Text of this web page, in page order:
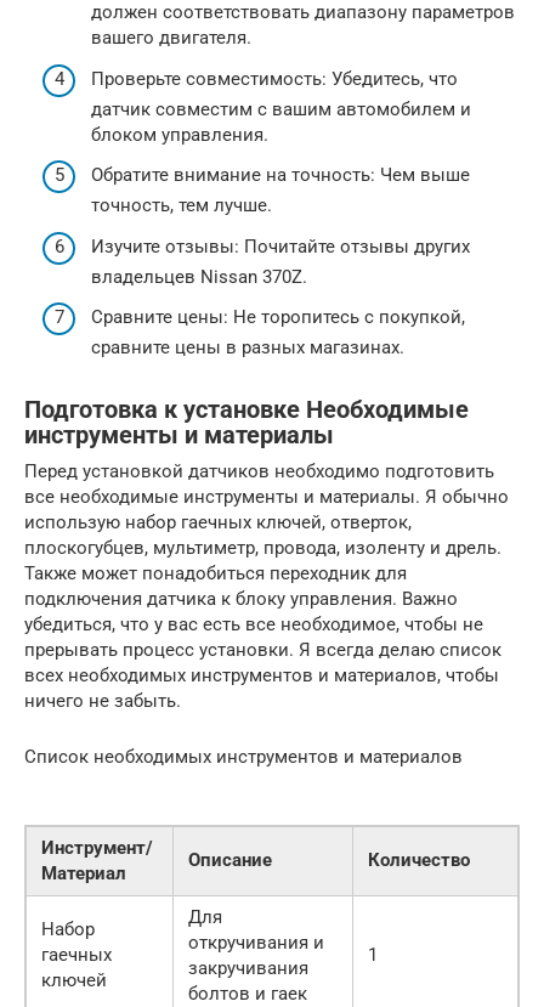
должен соответствовать диапазону параметров
вашего двигателя.
Проверьте совместимость: Убедитесь, что
датчик совместим с вашим автомобилем и
блоком управления.
Обратите внимание на точность: Чем выше
точность, тем лучше.
Изучите отзывы: Почитайте отзывы других
владельцев Nissan 370Z.
Сравните цены: Не торопитесь с покупкой,
сравните цены в разных магазинах.
Подготовка к установке Необходимые
инструменты и материалы
Перед установкой датчиков необходимо подготовить
все необходимые инструменты и материалы. Я обычно
использую набор гаечных ключей, отверток,
плоскогубцев, мультиметр, провода, изоленту и дрель.
Также может понадобиться переходник для
подключения датчика к блоку управления. Важно
убедиться, что у вас есть все необходимое, чтобы не
прерывать процесс установки. Я всегда делаю список
всех необходимых инструментов и материалов, чтобы
ничего не забыть.
Список необходимых инструментов и материалов
Инструмент/
Материал
Описание Количество
Набор
гаечных
ключей
Для
откручивания и
закручивания
болтов и гаек
1